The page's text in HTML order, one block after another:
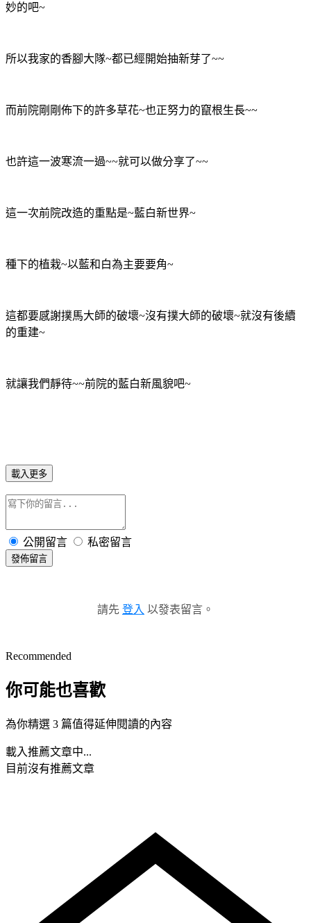
妙的吧~
所以我家的香腳大隊~都已經開始抽新芽了~~
而前院剛剛佈下的許多草花~也正努力的竄根生長~~
也許這一波寒流一過~~就可以做分享了~~
這一次前院改造的重點是~藍白新世界~
種下的植栽~以藍和白為主要要角~
這都要感謝撲馬大師的破壞~沒有撲大師的破壞~就沒有後續
的重建~
就讓我們靜待~~前院的藍白新風貌吧~
載入更多
公開留言 私密留言
發佈留言
請先 登入 以發表留言。
Recommended
你可能也喜歡
為你精選 3 篇值得延伸閱讀的內容
載入推薦文章中...
目前沒有推薦文章